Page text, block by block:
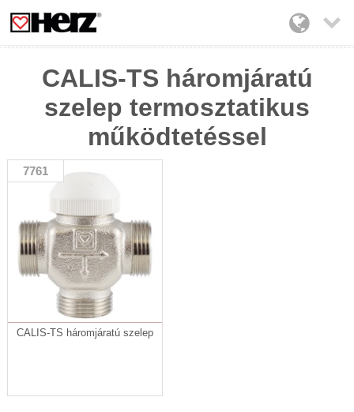

CALIS-TS háromjáratú
szelep termosztatikus
működtetéssel
7761
CALIS-TS háromjáratú szelep